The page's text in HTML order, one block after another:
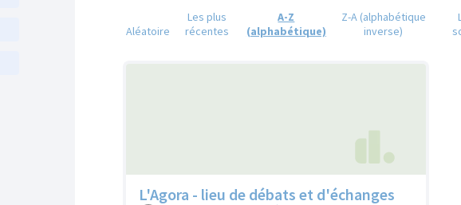
Aléatoire
Les plus
récentes
A-Z
(alphabétique)
Z-A (alphabétique
inverse)
L'Agora - lieu de débats et d'échanges